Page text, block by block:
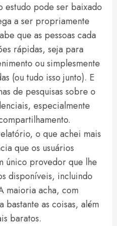
estudo pode ser baixado
a ser propriamente
que as pessoas cada
rápidas, seja para
ou simplesmente
(ou tudo isso junto). E
de pesquisas sobre o
especialmente
o que achei mais
que os usuários
único provedor que lhe
disponíveis, incluindo
maioria acha, com
as coisas, além
baratos.